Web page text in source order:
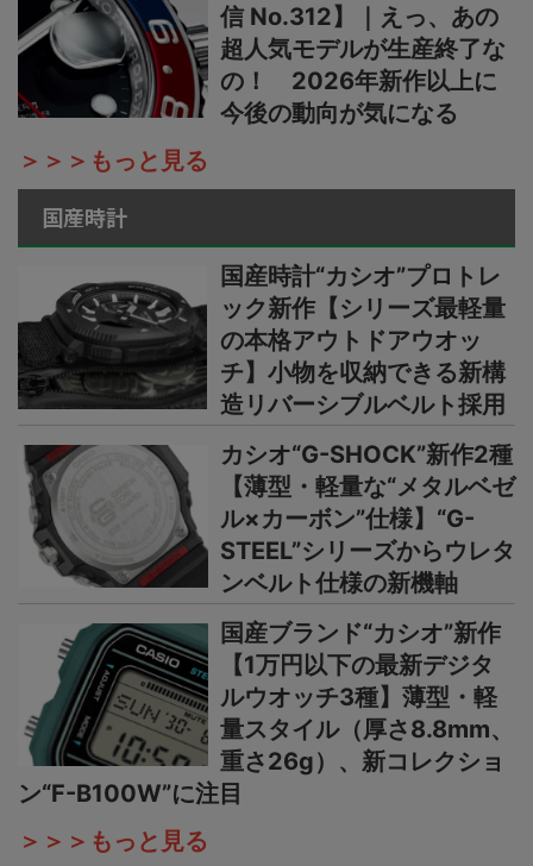
信 No.312】｜えっ、あの
超人気モデルが生産終了な
の！ 2026年新作以上に
今後の動向が気になる
＞＞＞もっと見る
国産時計
国産時計“カシオ”プロトレ
ック新作【シリーズ最軽量
の本格アウトドアウオッ
チ】小物を収納できる新構
造リバーシブルベルト採用
カシオ“G-SHOCK”新作2種
【薄型・軽量な“メタルベゼ
ル×カーボン”仕様】“G-
STEEL”シリーズからウレタ
ンベルト仕様の新機軸
国産ブランド“カシオ”新作
【1万円以下の最新デジタ
ルウオッチ3種】薄型・軽
量スタイル（厚さ8.8mm、
重さ26g）、新コレクショ
ン“F-B100W”に注目
＞＞＞もっと見る